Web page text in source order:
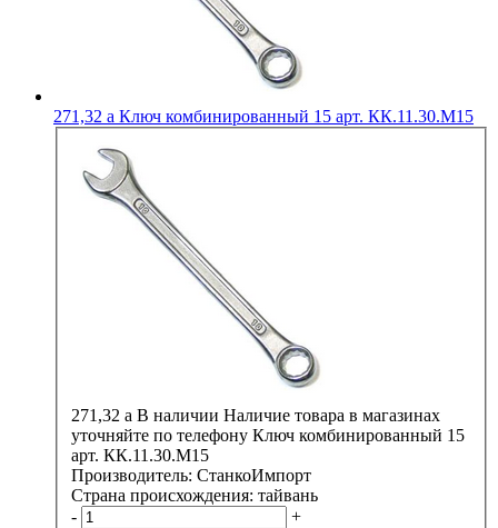
271,32 a Ключ комбинированный 15 арт. КК.11.30.М15
271,32 a В наличии Наличие товара в магазинах
уточняйте по телефону Ключ комбинированный 15
арт. КК.11.30.М15
Производитель: СтанкоИмпорт
Страна происхождения: тайвань
-
+